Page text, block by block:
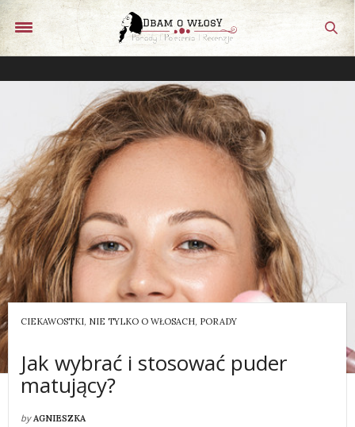
CIEKAWOSTKI, NIE TYLKO O WŁOSACH, PORADY
Jak wybrać i stosować puder
matujący?
by AGNIESZKA